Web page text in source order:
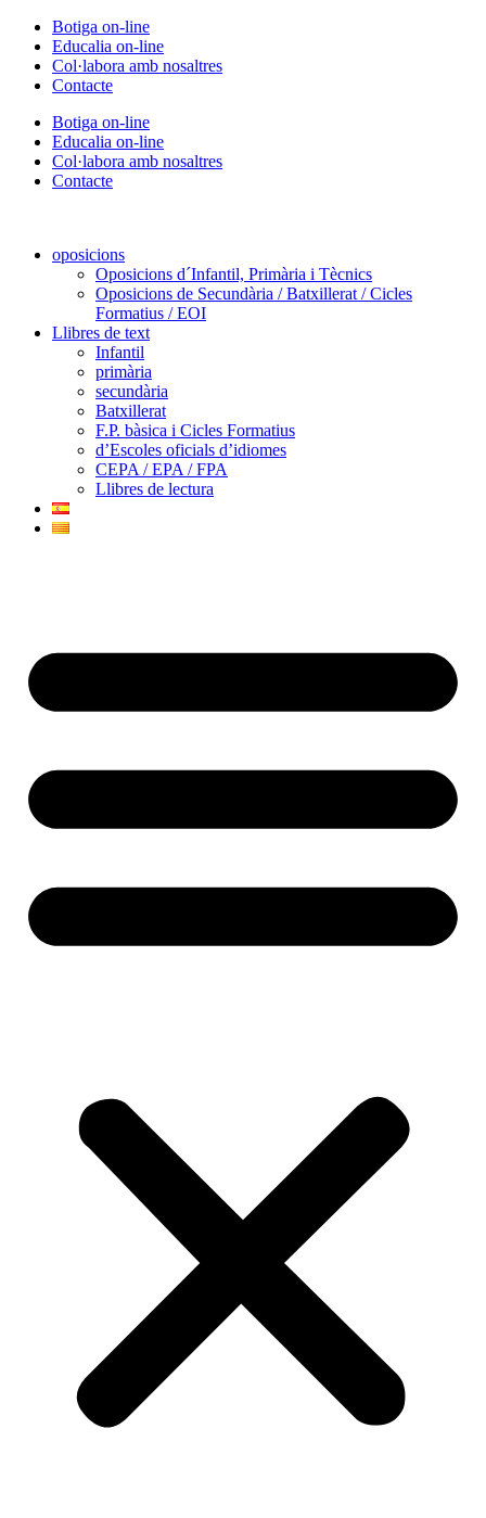
contingut
Botiga on-line
Educalia on-line
Col·labora amb nosaltres
Contacte
Botiga on-line
Educalia on-line
Col·labora amb nosaltres
Contacte
oposicions
Oposicions d´Infantil, Primària i Tècnics
Oposicions de Secundària / Batxillerat / Cicles
Formatius / EOI
Llibres de text
Infantil
primària
secundària
Batxillerat
F.P. bàsica i Cicles Formatius
d’Escoles oficials d’idiomes
CEPA / EPA / FPA
Llibres de lectura